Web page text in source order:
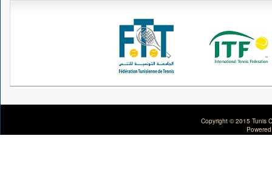
Copyright © 2015 Tunis